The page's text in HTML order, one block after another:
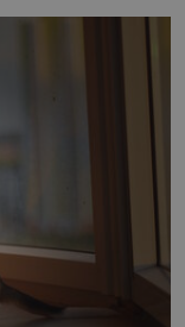
Ohnivá znamení
a Střelce v sobě